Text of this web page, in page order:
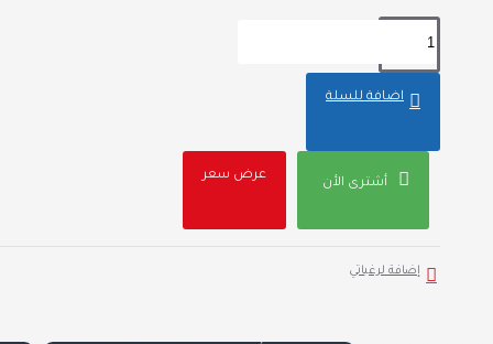
اضافة للسلة
أشترى الأن
عرض سعر
إضافة لرغباتي